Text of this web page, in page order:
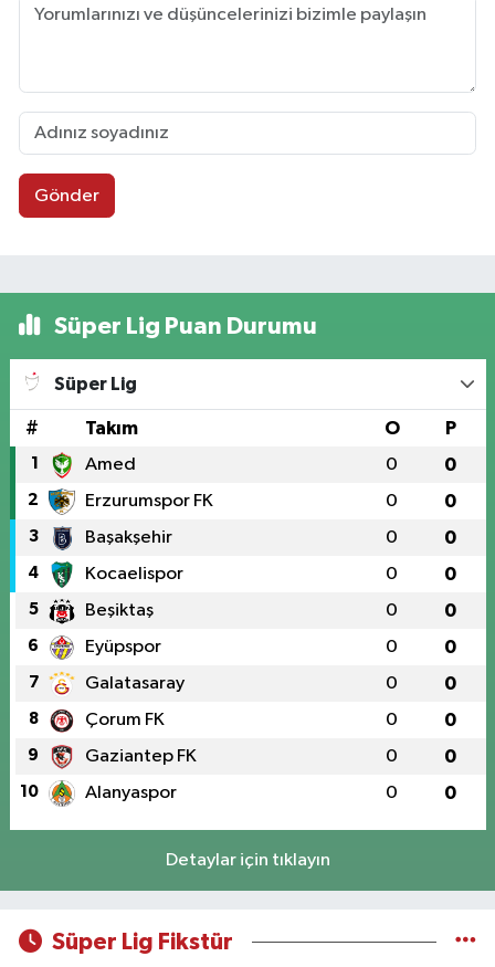
Gönder
Süper Lig Puan Durumu
Süper Lig
# Takım O P
1 Amed 0 0
2 Erzurumspor FK 0 0
3 Başakşehir 0 0
4 Kocaelispor 0 0
5 Beşiktaş 0 0
6 Eyüpspor 0 0
7 Galatasaray 0 0
8 Çorum FK 0 0
9 Gaziantep FK 0 0
10 Alanyaspor 0 0
Detaylar için tıklayın
Süper Lig Fikstür